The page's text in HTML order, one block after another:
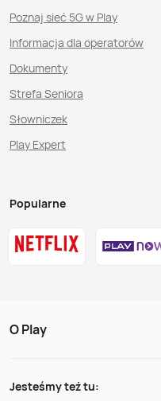
Poznaj sieć 5G w Play
Informacja dla operatorów
Dokumenty
Strefa Seniora
Słowniczek
Play Expert
Popularne
O Play
Jesteśmy też tu: